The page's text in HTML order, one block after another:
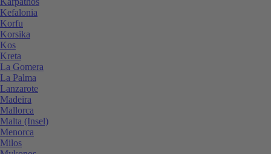
Kefalonia
Korfu
Korsika
Kos
Kreta
La Gomera
La Palma
Lanzarote
Madeira
Mallorca
Malta (Insel)
Menorca
Milos